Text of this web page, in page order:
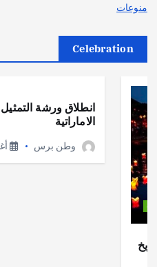
منوعات
Celebration
انطلاق ورشة
الاماراتية
وطن برس